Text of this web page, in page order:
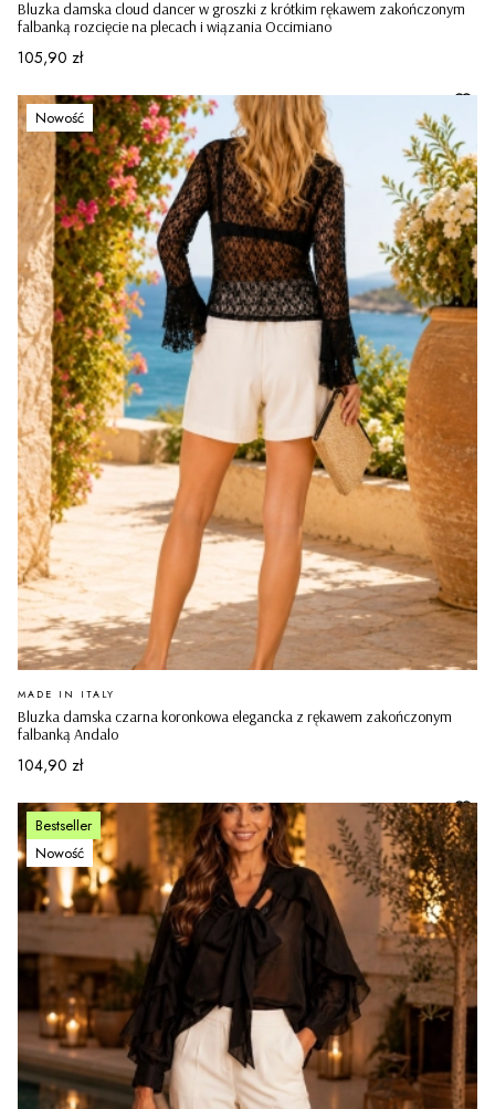
Bluzka damska cloud dancer w groszki z krótkim rękawem zakończonym
falbanką rozcięcie na plecach i wiązania Occimiano
Cena
105,90 zł
Nowość
Bluzka damska czarna koronkowa elegancka z rękawem zakończonym
falbanką Andalo
PRODUCENT
MADE IN ITALY
Cena
104,90 zł
Bestseller
Nowość